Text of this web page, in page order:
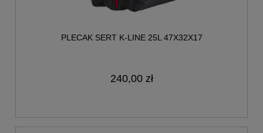
PLECAK SERT K-LINE 25L 47X32X17
240,00 zł